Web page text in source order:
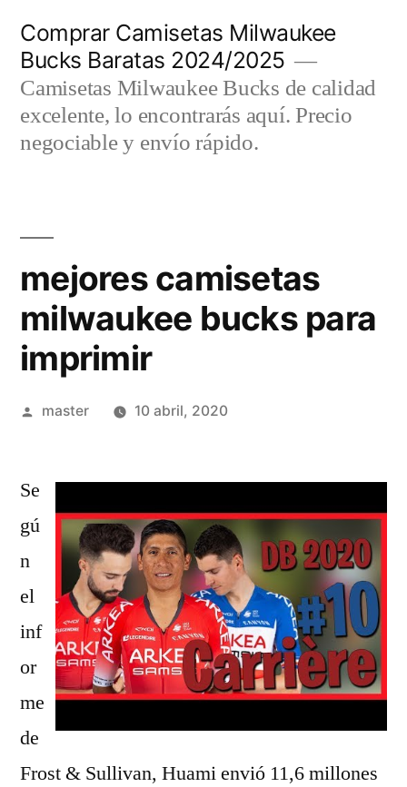
contenido
Comprar Camisetas Milwaukee
Bucks Baratas 2024/2025
Camisetas Milwaukee Bucks de calidad
excelente, lo encontrarás aquí. Precio
negociable y envío rápido.
mejores camisetas
milwaukee bucks para
imprimir
Publicado
master 10 abril, 2020
Se
gú
n
el
inf
or
me
de
Frost & Sullivan, Huami envió 11,6 millones